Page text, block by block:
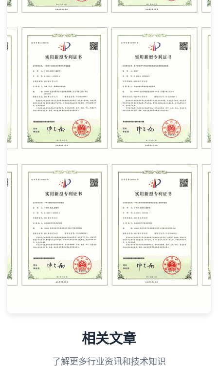
相关文章
了解更多行业资讯和技术知识